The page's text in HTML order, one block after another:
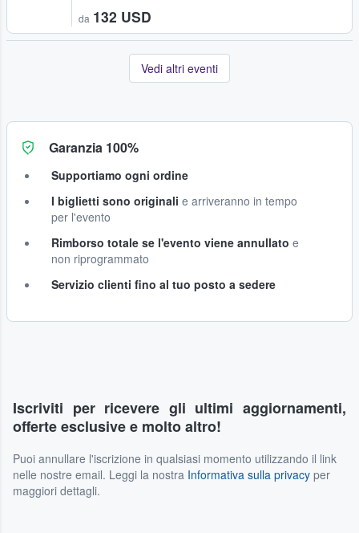
da 132 USD
Vedi altri eventi
Garanzia 100%
Supportiamo ogni ordine
I biglietti sono originali e arriveranno in tempo
per l'evento
Rimborso totale se l'evento viene annullato e
non riprogrammato
Servizio clienti fino al tuo posto a sedere
Iscriviti per ricevere gli ultimi aggiornamenti,
offerte esclusive e molto altro!
Puoi annullare l'iscrizione in qualsiasi momento utilizzando il link
nelle nostre email. Leggi la nostra Informativa sulla privacy per
maggiori dettagli.